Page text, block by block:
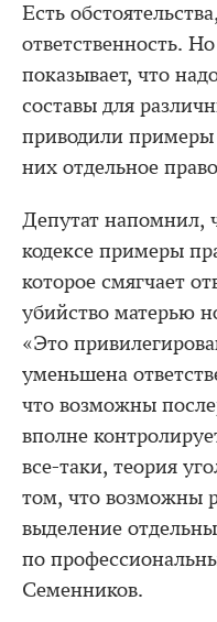
Есть
ответственность.
показывает, что
составы для
приводили
них отдельное
Депутат напомнил,
кодексе примеры
которое смягчает
убийство матерью
«Это
уменьшена
что возможны
вполне
все-таки, теория
том, что возможны
выделение
по
Семенников.